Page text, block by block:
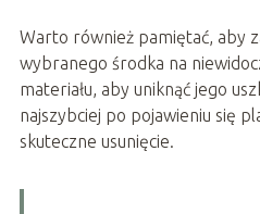
Warto również pamiętać, aby
wybranego środka na
materiału, aby uniknąć jego
najszybciej po pojawieniu się
skuteczne usunięcie.